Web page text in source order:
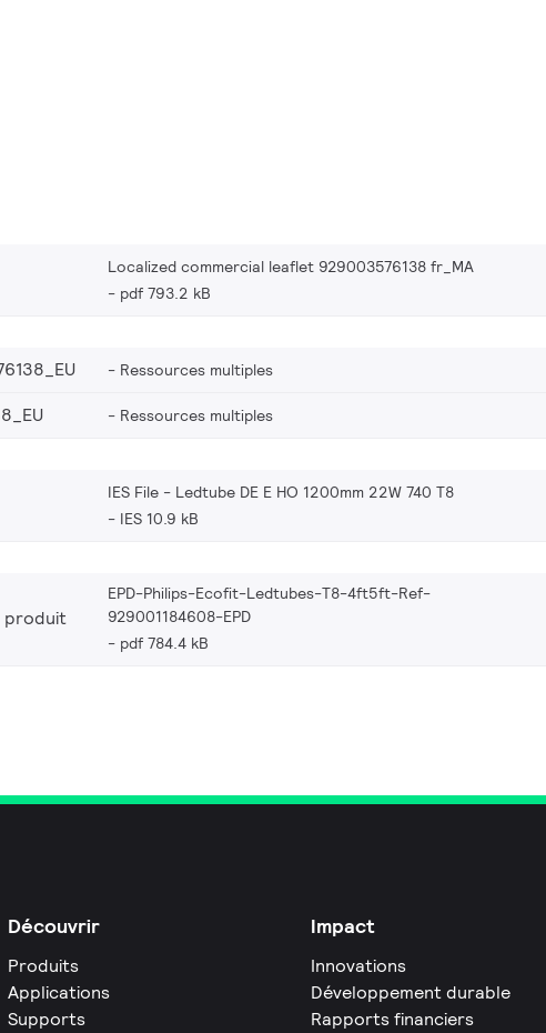
Localized commercial leaflet 929003576138 fr_MA
pdf 793.2 kB
Ressources multiples
Ressources multiples
IES File - Ledtube DE E HO 1200mm 22W 740 T8
IES 10.9 kB
produit
EPD-Philips-Ecofit-Ledtubes-T8-4ft5ft-Ref-
929001184608-EPD
pdf 784.4 kB
Découvrir
Produits
Applications
Supports
Impact
Innovations
Développement durable
Rapports financiers